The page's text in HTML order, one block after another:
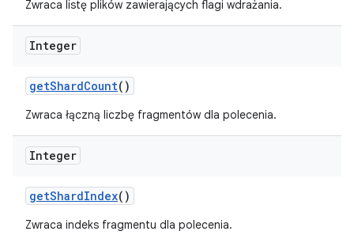
Zwraca listę plików zawierających flagi wdrażania.
Integer
getShardCount()
Zwraca łączną liczbę fragmentów dla polecenia.
Integer
getShardIndex()
Zwraca indeks fragmentu dla polecenia.